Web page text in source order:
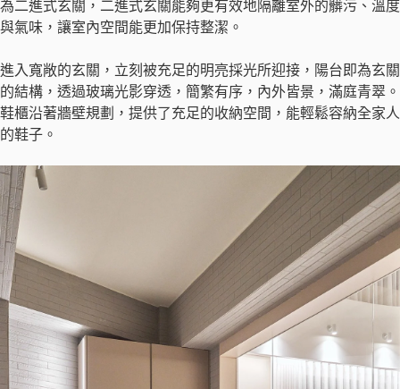
為二進式玄關，二進式玄關能夠更有效地隔離室外的髒污、溫度
與氣味，讓室內空間能更加保持整潔。
進入寬敞的玄關，立刻被充足的明亮採光所迎接，陽台即為玄關
的結構，透過玻璃光影穿透，簡繁有序，內外皆景，滿庭青翠。
鞋櫃沿著牆壁規劃，提供了充足的收納空間，能輕鬆容納全家人
的鞋子。